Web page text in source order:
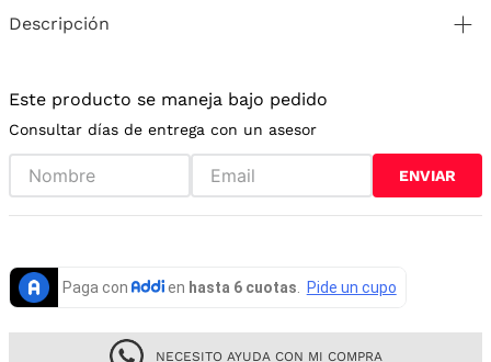
Descripción
Este producto se maneja bajo pedido
Consultar días de entrega con un asesor
ENVIAR
NECESITO AYUDA CON MI COMPRA